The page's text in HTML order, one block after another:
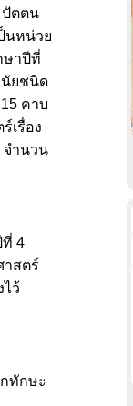
ปัตตน
นหน่วย
ษาปีที่
นัยชนิด
คาบ
เรื่อง
จำนวน
ที่ 4
าสตร์
ว้
ทักษะ